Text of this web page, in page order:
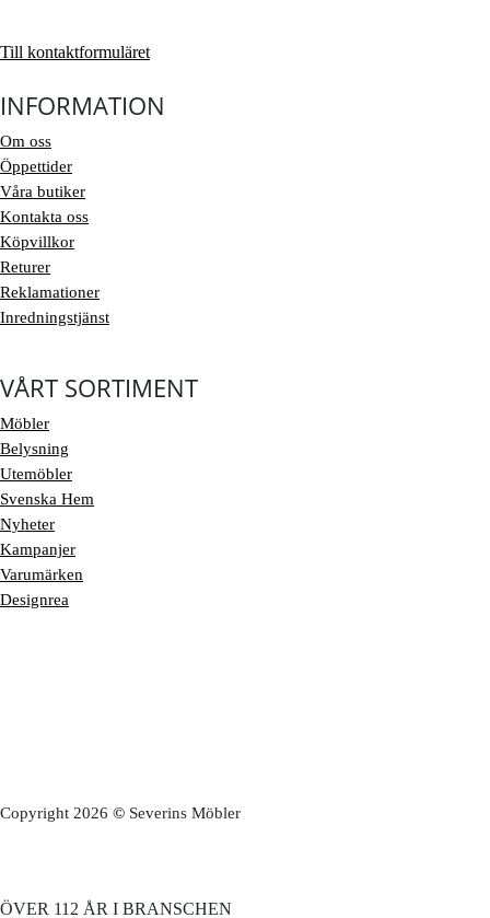
Till kontaktformuläret
INFORMATION
Om oss
Öppettider
Våra butiker
Kontakta oss
Köpvillkor
Returer
Reklamationer
Inredningstjänst
VÅRT SORTIMENT
Möbler
Belysning
Utemöbler
Svenska Hem
Nyheter
Kampanjer
Varumärken
Designrea
Copyright 2026 © Severins Möbler
ÖVER 112 ÅR I BRANSCHEN